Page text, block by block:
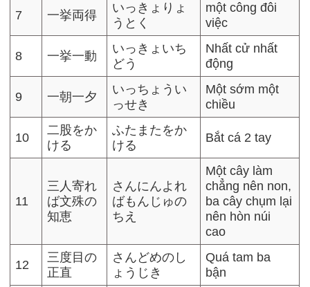
7 一挙両得
いっきょりょ
うとく
một công đôi
việc
8 一挙一動
いっきょいち
どう
Nhất cử nhất
động
9 一朝一夕
いっちょうい
っせき
Một sớm một
chiều
10
二股をか
ける
ふたまたをか
ける
Bắt cá 2 tay
11
三人寄れ
ば文殊の
知恵
さんにんよれ
ばもんじゅの
ちえ
Một cây làm
chẳng nên non,
ba cây chụm lại
nên hòn núi
cao
12
三度目の
正直
さんどめのし
ょうじき
Quá tam ba
bận